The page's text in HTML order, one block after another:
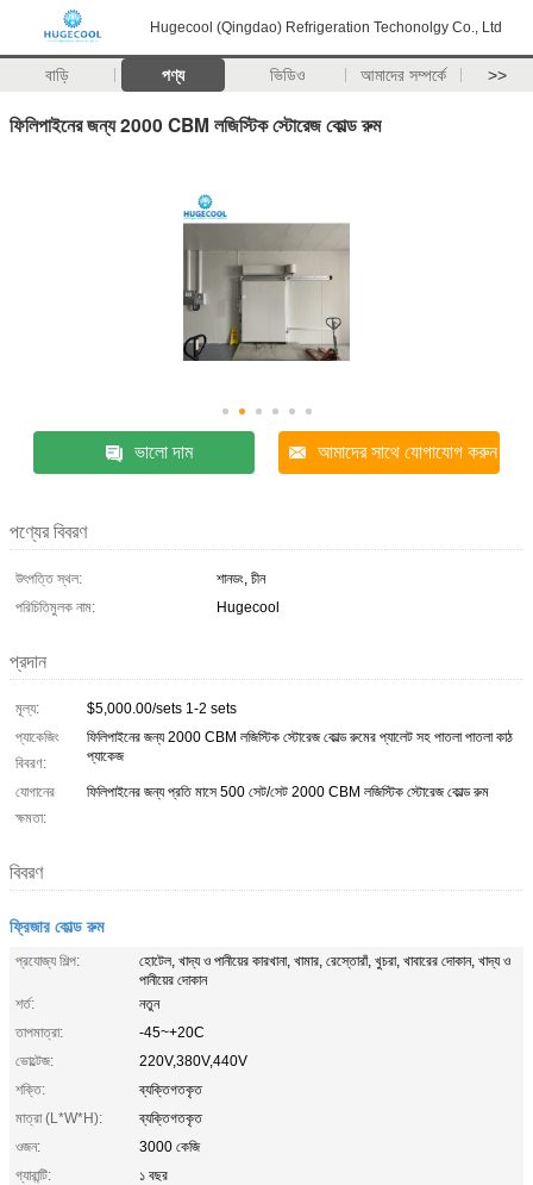
Hugecool (Qingdao) Refrigeration Techonolgy Co., Ltd
বাড়ি পণ্য ভিডিও আমাদের সম্পর্কে >>
ফিলিপাইনের জন্য 2000 CBM লজিস্টিক স্টোরেজ কোল্ড রুম
ভালো দাম আমাদের সাথে যোগাযোগ করুন
পণ্যের বিবরণ
উৎপত্তি স্থল:
শানডং, চীন
পরিচিতিমুলক নাম:
Hugecool
প্রদান
মূল্য:
$5,000.00/sets 1-2 sets
প্যাকেজিং
বিবরণ:
ফিলিপাইনের জন্য 2000 CBM লজিস্টিক স্টোরেজ কোল্ড রুমের প্যালেট সহ পাতলা পাতলা কাঠ
প্যাকেজ
যোগানের
ক্ষমতা:
ফিলিপাইনের জন্য প্রতি মাসে 500 সেট/সেট 2000 CBM লজিস্টিক স্টোরেজ কোল্ড রুম
বিবরণ
ফ্রিজার কোল্ড রুম
প্রযোজ্য শিল্প:
হোটেল, খাদ্য ও পানীয়ের কারখানা, খামার, রেস্তোরাঁ, খুচরা, খাবারের দোকান, খাদ্য ও
পানীয়ের দোকান
শর্ত:
নতুন
তাপমাত্রা:
-45~+20C
ভোল্টেজ:
220V,380V,440V
শক্তি:
ব্যক্তিগতকৃত
মাত্রা (L*W*H):
ব্যক্তিগতকৃত
ওজন:
3000 কেজি
গ্যারান্টি:
১ বছর